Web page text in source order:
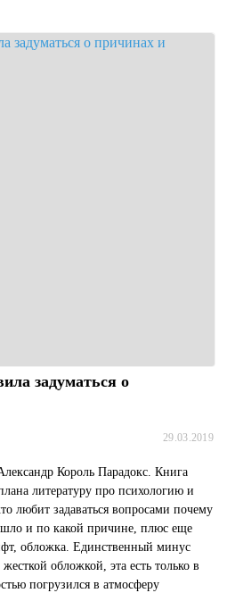
задуматься о
29.03.2019
Король Парадокс. Книга
литературу про психологию и
любит задаваться вопросами почему
и по какой причине, плюс еще
обложка. Единственный минус
обложкой, эта есть только в
погрузился в атмосферу